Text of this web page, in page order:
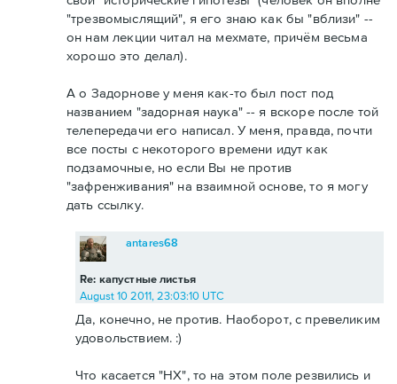
"трезвомыслящий", я его знаю как бы "вблизи" --
он нам лекции читал на мехмате, причём весьма
хорошо это делал).
А о Задорнове у меня как-то был пост под
названием "задорная наука" -- я вскоре после той
телепередачи его написал. У меня, правда, почти
все посты с некоторого времени идут как
подзамочные, но если Вы не против
"зафренживания" на взаимной основе, то я могу
дать ссылку.
Re: капустные листья
antares68
August 10 2011, 23:03:10 UTC
Да, конечно, не против. Наоборот, с превеликим
удовольствием. :)
Что касается "НХ", то на этом поле резвились и